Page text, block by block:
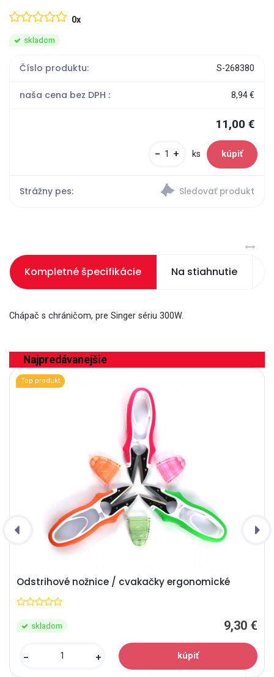
skladom
0x
Číslo produktu: S-268380
naša cena bez DPH : 8,94 €
11,00 €
Strážny pes:
- + ks
Kompletné špecifikácie Na stiahnutie
Chápač s chráničom, pre Singer sériu 300W.
Najpredávanejšie
Odstrihové nožnice / cvakačky ergonomické
9,30 €
- +
skladom
Top produkt